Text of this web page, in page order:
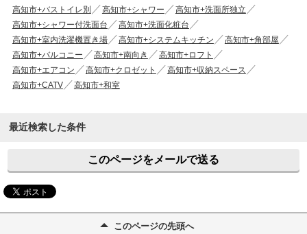
高知市+バストイレ別 高知市+シャワー
高知市+洗面所独立
高知市+シャワー付洗面台
高知市+洗面化粧台
高知市+室内洗濯機置き場
高知市+システムキッチン
高知市+角部屋
高知市+バルコニー
高知市+南向き
高知市+ロフト
高知市+エアコン
高知市+クロゼット
高知市+収納スペース
高知市+CATV
高知市+和室
最近検索した条件
このページをメールで送る
このページの先頭へ